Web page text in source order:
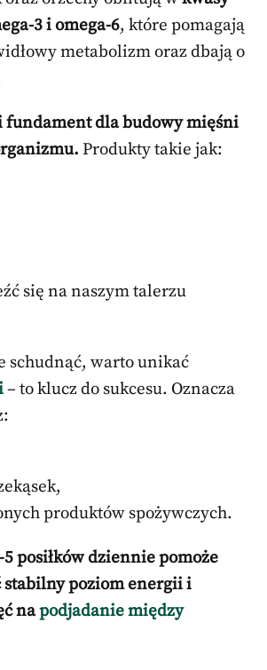
3 i omega-6, które pomagają
metabolizm oraz dbają o
fundament dla budowy mięśni
Produkty takie jak:
się na naszym talerzu
schudnąć, warto unikać
– to klucz do sukcesu. Oznacza
produktów spożywczych.
posiłków dziennie pomoże
poziom energii i
napodjadanie między